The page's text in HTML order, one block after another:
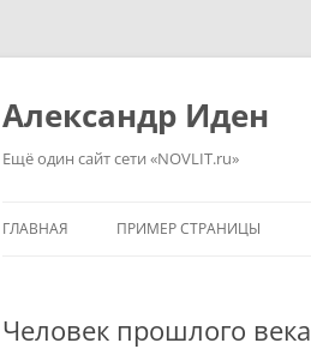
Перейти
Александр Иден
Ещё один сайт сети «NOVLIT.ru»
ГЛАВНАЯ ПРИМЕР СТРАНИЦЫ
Человек прошлого века